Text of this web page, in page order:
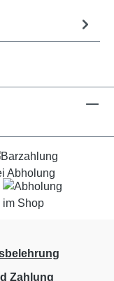
Zahlung